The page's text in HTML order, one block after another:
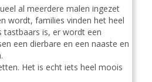
al meerdere malen ingezet
wordt, families vinden het heel
is, er wordt een
een dierbare en een naaste en
Het is echt iets heel moois